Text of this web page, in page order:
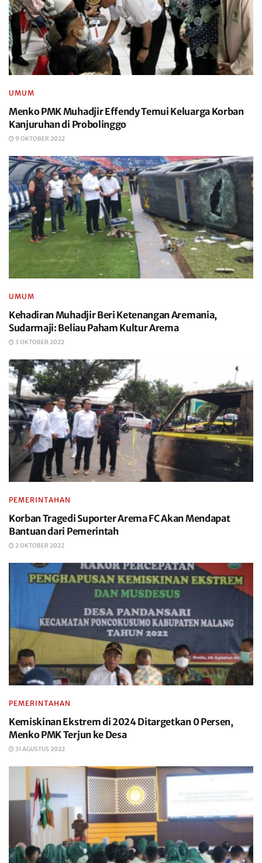
UMUM
Menko PMK Muhadjir Effendy Temui Keluarga Korban
Kanjuruhan di Probolinggo
9 OKTOBER 2022
UMUM
Kehadiran Muhadjir Beri Ketenangan Aremania,
Sudarmaji: Beliau Paham Kultur Arema
3 OKTOBER 2022
PEMERINTAHAN
Korban Tragedi Suporter Arema FC Akan Mendapat
Bantuan dari Pemerintah
2 OKTOBER 2022
PEMERINTAHAN
Kemiskinan Ekstrem di 2024 Ditargetkan 0 Persen,
Menko PMK Terjun ke Desa
31 AGUSTUS 2022